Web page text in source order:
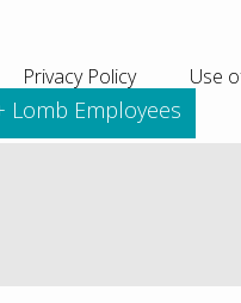
Privacy Policy Use
Lomb Employees